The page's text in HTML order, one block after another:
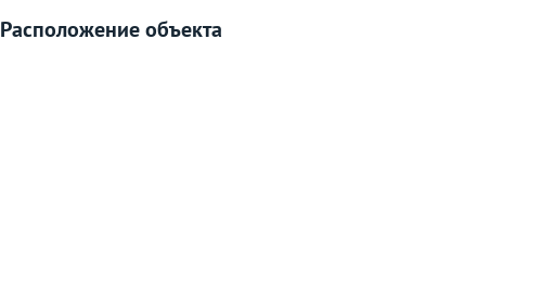
Расположение объекта